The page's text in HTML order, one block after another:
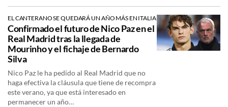
EL CANTERANO SE QUEDARÁ UN AÑO MÁS EN ITALIA
Confirmado el futuro de Nico Paz en el
Real Madrid tras la llegada de
Mourinho y el fichaje de Bernardo
Silva
Nico Paz le ha pedido al Real Madrid que no
haga efectiva la cláusula que tiene de recompra
este verano, ya que está interesado en
permanecer un año…